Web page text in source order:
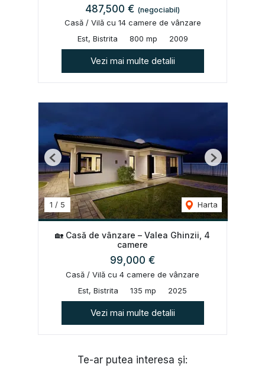
487,500 € (negociabil)
Casă / Vilă cu 14 camere de vânzare
Est, Bistrita
800 mp 2009
Vezi mai multe detalii
1 / 5 Harta
Previous Next
🏡 Casă de vânzare – Valea Ghinzii, 4
camere
99,000 €
Casă / Vilă cu 4 camere de vânzare
Est, Bistrita
135 mp 2025
Vezi mai multe detalii
Te-ar putea interesa și: